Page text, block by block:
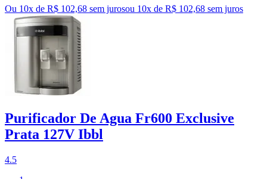
Ou 10x de R$ 102,68 sem jurosou 10x de R$ 102,68 sem juros
Purificador De Agua Fr600 Exclusive
Prata 127V Ibbl
4.5